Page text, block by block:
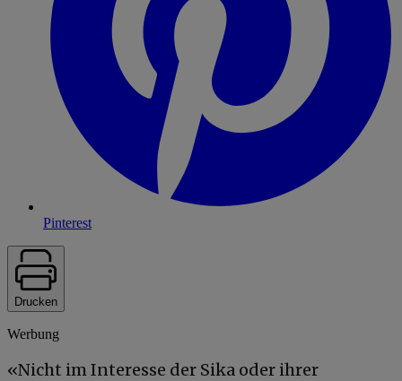
Pinterest
Drucken
Werbung
«Nicht im Interesse der Sika oder ihrer